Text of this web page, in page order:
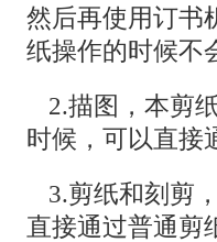
然后再使用订书
纸操作的时候不
2.描图，本剪
时候，可以直接
3.剪纸和刻剪
直接通过普通剪